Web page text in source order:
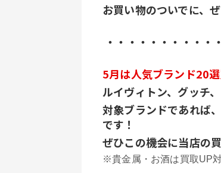
お買い物のついでに、
・・・・・・・・・・
5月は人気ブランド20
ルイヴィトン、グッチ
対象ブランドであれば
です！
ぜひこの機会に当店の
※貴金属・お酒は買取UP